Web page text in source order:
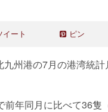
イート ピン
州港の7月の港湾統計
年同月に比べて36隻